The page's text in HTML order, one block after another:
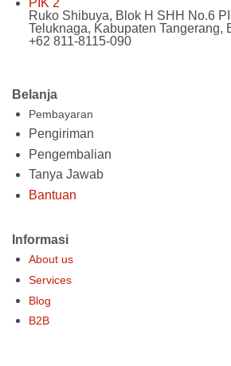
Belanja
Pembayaran
Pengiriman
Pengembalian
Tanya Jawab
Bantuan
Informasi
About us
Services
Blog
B2B
Ruko Shibuya, Blok H SHH No.6
Teluknaga, Kabupaten Tangerang,
+62 811-8115-090